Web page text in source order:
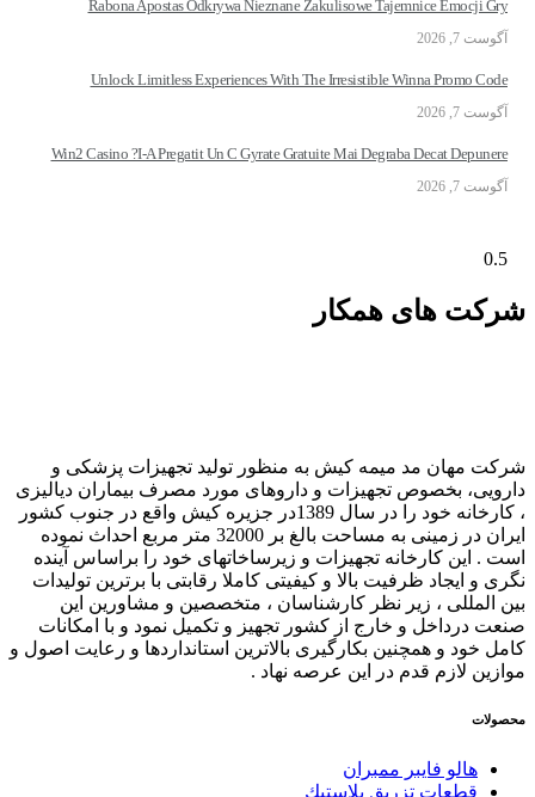
Rabona Apostas Odkrywa Nieznane Zakulisowe Tajemnice Emocji Gry
آگوست 7, 2026
Unlock Limitless Experiences With The Irresistible Winna Promo Code
آگوست 7, 2026
Win2 Casino ?i-A Pregatit Un C Gyrate Gratuite Mai Degraba Decat Depunere
آگوست 7, 2026
شرکت های همکار
شرکت مهان مد میمه کیش به منظور تولید تجهیزات پزشکی و
دارویی، بخصوص تجهیزات و داروهای مورد مصرف بیماران دیالیزی
، کارخانه خود را در سال 1389در جزیره کیش واقع در جنوب کشور
ایران در زمینی به مساحت بالغ بر 32000 متر مربع احداث نموده
است . این کارخانه تجهیزات و زیرساخاتهای خود را براساس آینده
نگری و ایجاد ظرفیت بالا و کیفیتی کاملا رقابتی با برترین تولیدات
بین المللی ، زیر نظر کارشناسان ، متخصصین و مشاورین این
صنعت درداخل و خارج از کشور تجهیز و تکمیل نمود و با امکانات
کامل خود و همچنین بکارگیری بالاترین استانداردها و رعایت اصول و
موازین لازم قدم در این عرصه نهاد .
محصولات
هالو فایبر ممبران
قطعات تزريق پلاستيك